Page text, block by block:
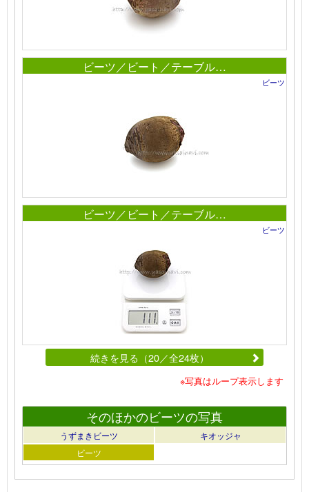
ビーツ／ビート／テーブル…
ビーツ
ビーツ／ビート／テーブル…
ビーツ
続きを見る（20／全24枚）
※写真はループ表示します
そのほかのビーツの写真
うずまきビーツ
キオッジャ
ビーツ